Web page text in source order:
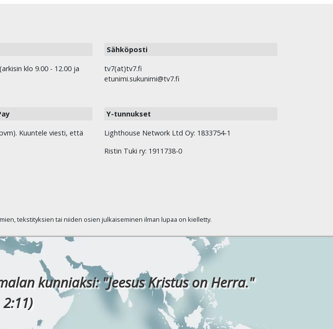
klo 9.00 - 12.00 ja
Sähköposti
tv7(at)tv7.fi
etunimi.sukunimi@tv7.fi
Kuuntele viesti, että
Y-tunnukset
Lighthouse Network Ltd Oy: 1833754-1
Ristin Tuki ry: 1911738-0
tekstityksien tai niiden osien julkaiseminen ilman lupaa on kielletty.
kunniaksi: "Jeesus Kristus on Herra."